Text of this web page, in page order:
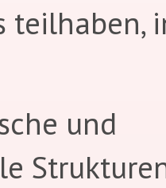
teilhaben,
und